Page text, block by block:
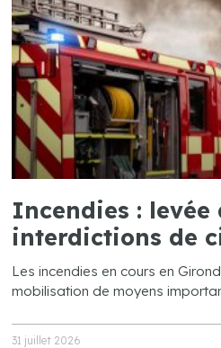
Incendies : levée
interdictions de
Les incendies en cours en
mobilisation de moyens
31 juillet 2026